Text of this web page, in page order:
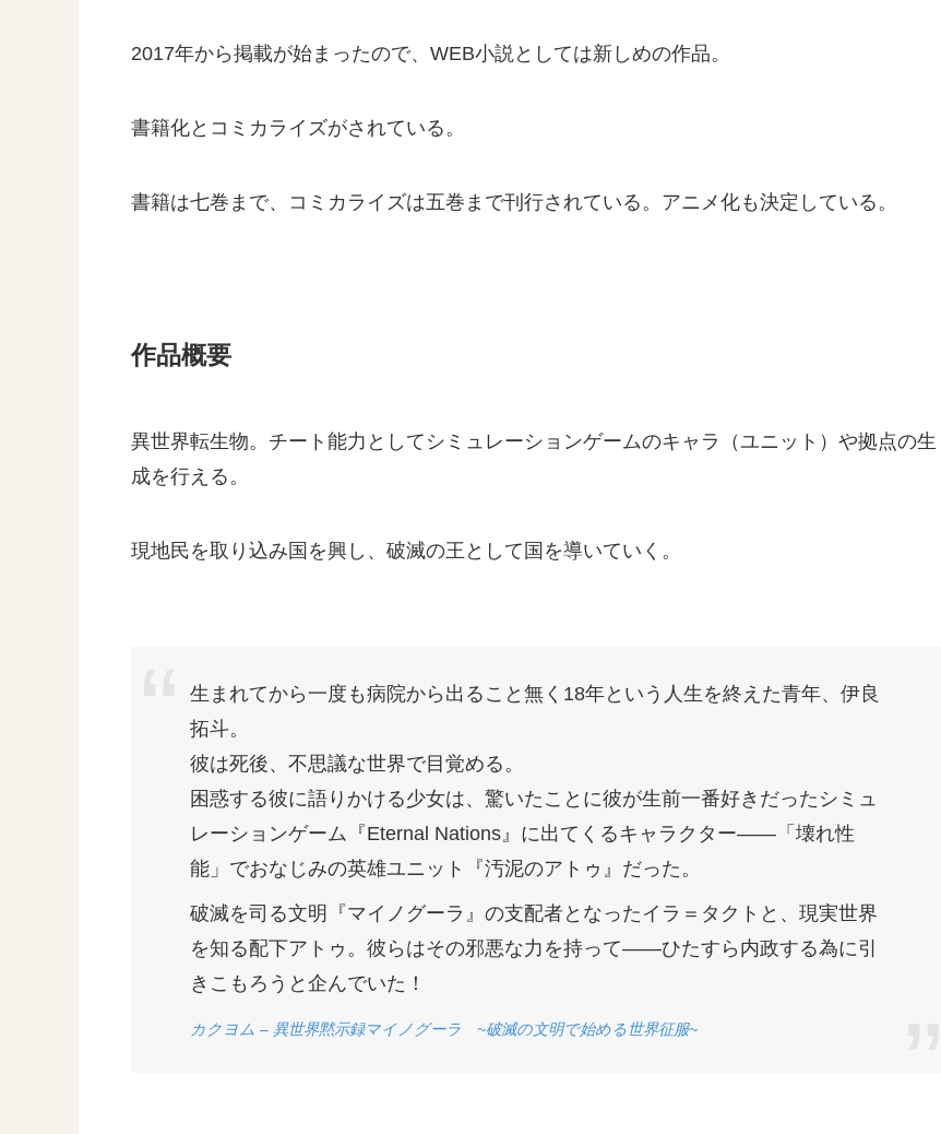
2017年から掲載が始まったので、WEB小説としては新しめの作品。
書籍化とコミカライズがされている。
書籍は七巻まで、コミカライズは五巻まで刊行されている。アニメ化も決定している。
作品概要
異世界転生物。チート能力としてシミュレーションゲームのキャラ（ユニット）や拠点の生
成を行える。
現地民を取り込み国を興し、破滅の王として国を導いていく。
生まれてから一度も病院から出ること無く18年という人生を終えた青年、伊良
拓斗。
彼は死後、不思議な世界で目覚める。
困惑する彼に語りかける少女は、驚いたことに彼が生前一番好きだったシミュ
レーションゲーム『Eternal Nations』に出てくるキャラクター――「壊れ性
能」でおなじみの英雄ユニット『汚泥のアトゥ』だった。
破滅を司る文明『マイノグーラ』の支配者となったイラ＝タクトと、現実世界
を知る配下アトゥ。彼らはその邪悪な力を持って――ひたすら内政する為に引
きこもろうと企んでいた！
カクヨム – 異世界黙示録マイノグーラ ~破滅の文明で始める世界征服~